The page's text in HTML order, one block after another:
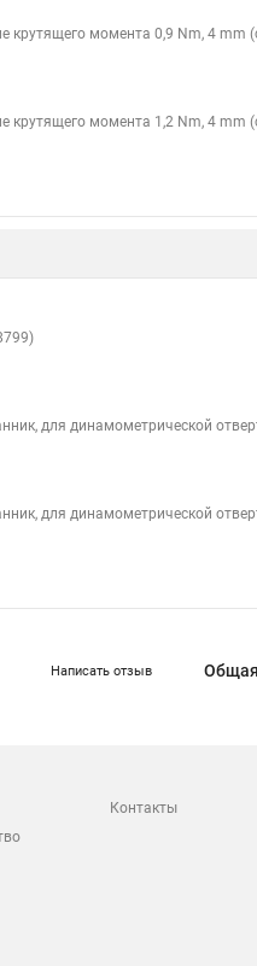
крутящего момента 0,9 Nm, 4 mm
крутящего момента 1,2 Nm, 4 mm
для динамометрической
для динамометрической
Написать отзыв Общая
Контакты